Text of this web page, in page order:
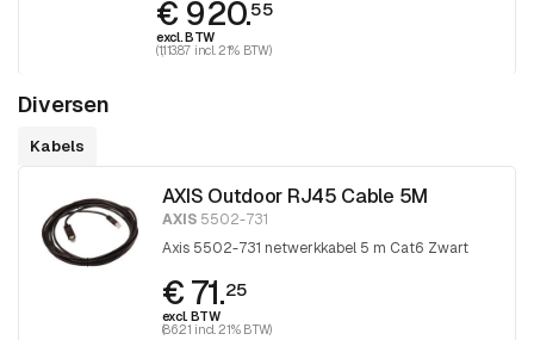
€ 920.55
excl. BTW
(1,113.87 incl. 21% BTW)
Diversen
Kabels
AXIS Outdoor RJ45 Cable 5M
AXIS5502-731
Axis 5502-731 netwerkkabel 5 m Cat6 Zwart
€ 71.25
excl. BTW
(86.21 incl. 21% BTW)